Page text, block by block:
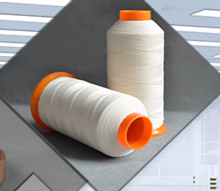
棉
毡
纫线
切丝
维